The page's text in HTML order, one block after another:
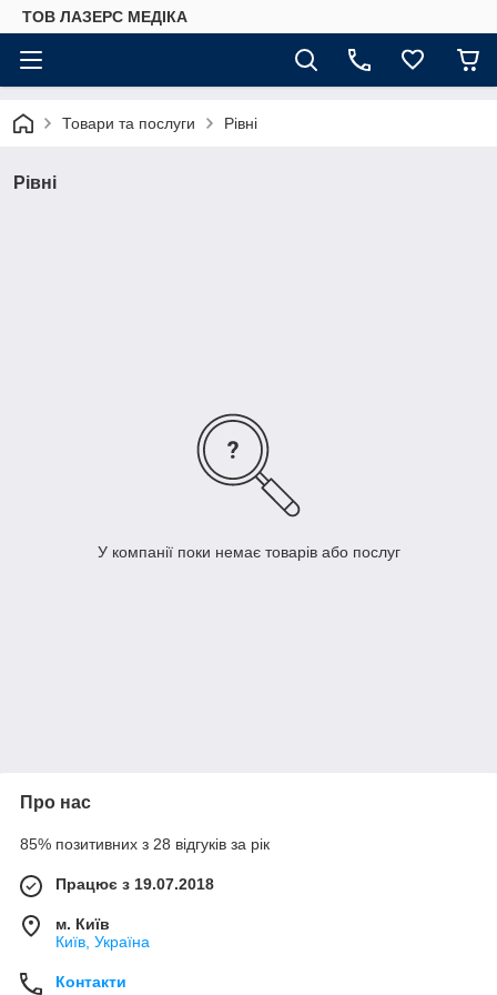
ТОВ ЛАЗЕРС МЕДІКА
Товари та послуги Рівні
Рівні
У компанії поки немає товарів або послуг
Про нас
85% позитивних з 28 відгуків за рік
Працює з 19.07.2018
м. Київ
Київ, Україна
Контакти